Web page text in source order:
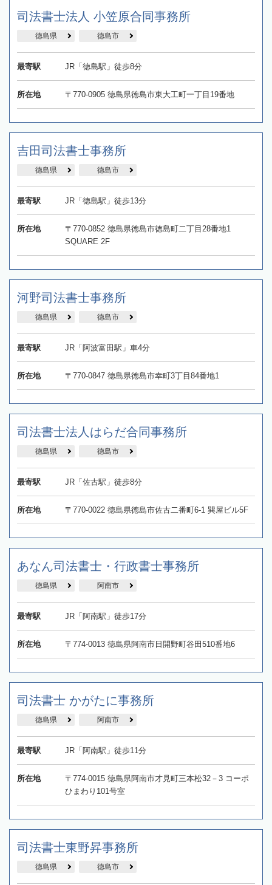
司法書士法人 小笠原合同事務所
徳島県 徳島市
最寄駅 JR「徳島駅」徒歩8分
所在地 〒770-0905 徳島県徳島市東大工町一丁目19番地
吉田司法書士事務所
徳島県 徳島市
最寄駅 JR「徳島駅」徒歩13分
所在地
〒770-0852 徳島県徳島市徳島町二丁目28番地1
SQUARE 2F
河野司法書士事務所
徳島県 徳島市
最寄駅 JR「阿波富田駅」車4分
所在地 〒770-0847 徳島県徳島市幸町3丁目84番地1
司法書士法人はらだ合同事務所
徳島県 徳島市
最寄駅 JR「佐古駅」徒歩8分
所在地 〒770-0022 徳島県徳島市佐古二番町6-1 巽屋ビル5F
あなん司法書士・行政書士事務所
徳島県 阿南市
最寄駅 JR「阿南駅」徒歩17分
所在地 〒774-0013 徳島県阿南市日開野町谷田510番地6
司法書士 かがたに事務所
徳島県 阿南市
最寄駅 JR「阿南駅」徒歩11分
所在地
〒774-0015 徳島県阿南市才見町三本松32－3 コーポ
ひまわり101号室
司法書士東野昇事務所
徳島県 徳島市